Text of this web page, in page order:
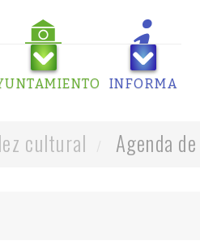
INFORMA
cultural Agenda